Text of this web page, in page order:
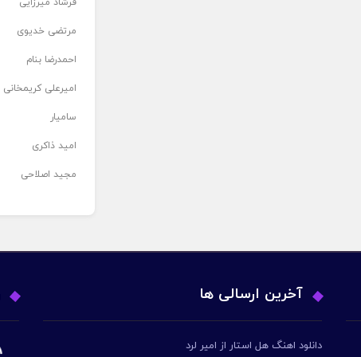
مرتضی خدیوی
احمدرضا بنام
امیرعلی کریمخانی
سامیار
امید ذاکری
مجید اصلاحی
آخرین ارسالی ها
دانلود اهنگ هل استار از امیر لرد